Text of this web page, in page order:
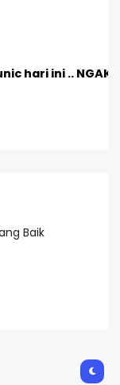
hari ini ..
Baik